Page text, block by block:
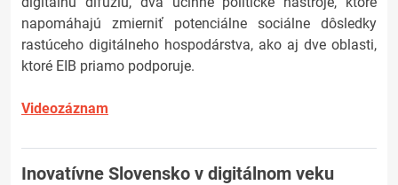
napomáhajú zmierniť potenciálne sociálne dôsledky
rastúceho digitálneho hospodárstva, ako aj dve oblasti,
ktoré EIB priamo podporuje.
Videozáznam
Inovatívne Slovensko v digitálnom veku